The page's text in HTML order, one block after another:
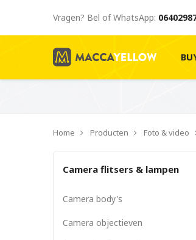
Vragen? Bel of WhatsApp:
Home Producten Foto & video
Camera flitsers & lampen
Camera body's
Camera objectieven